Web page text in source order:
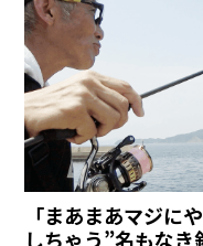
「まあまあマジ
しちゃう”名もなき